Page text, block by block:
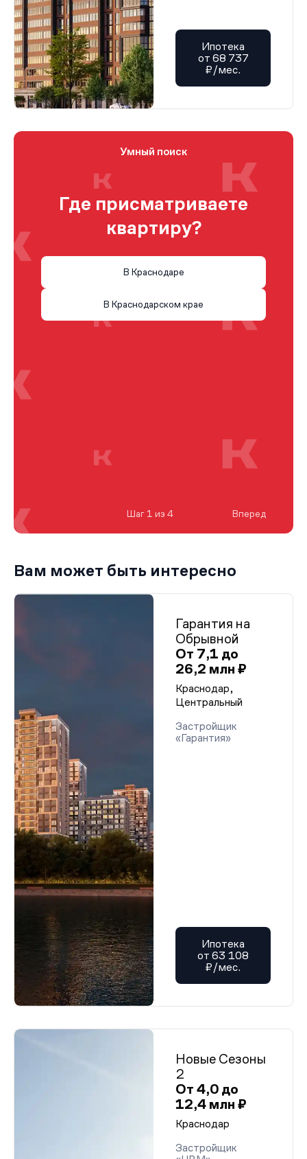
Ипотека
от 68 737
₽/мес.
Умный поиск
Где присматриваете
квартиру?
В Краснодаре
В Краснодарском крае
Шаг 1 из 4 Вперед
Вам может быть интересно
Гарантия на
Обрывной
От 7,1 до
26,2 млн ₽
Краснодар,
Центральный
Застройщик
«Гарантия»
Ипотека
от 63 108
₽/мес.
Новые Сезоны
2
От 4,0 до
12,4 млн ₽
Краснодар
Застройщик